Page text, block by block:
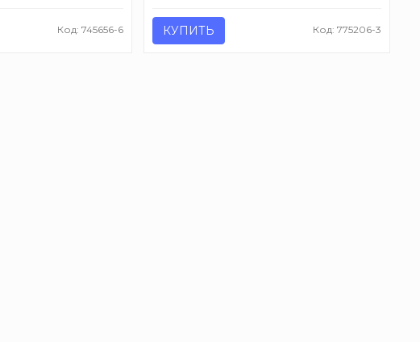
Код: 745656-6 КУПИТЬ Код: 775206-3